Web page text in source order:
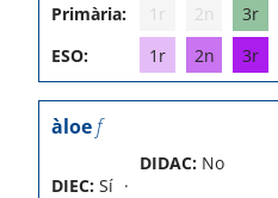
Primària: 1r 2n 3r
ESO:
1r 2n 3r
àloef
DIEC: Sí
DIDAC: No